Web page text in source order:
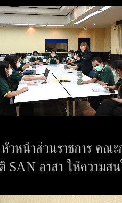
วหน้าส่วนราชการ คณะ
SAN อาสา ให้ความสน